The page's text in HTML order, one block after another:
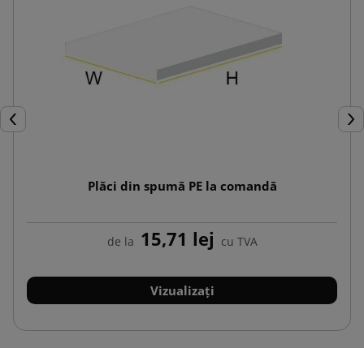
Inapoi
Plăci din spumă PE la comandă
de la 15,71 lej cu TVA
Vizualizați